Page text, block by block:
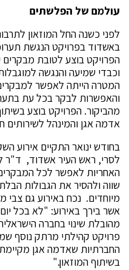
עולמם של הפלשתים
לפני כשנה החל המוזאון
באשדוד בפרויקט הנגשת
הפרויקט בוצע לטובת מבקרים
וכבדי שמיעה והנגשה
המטרה הייתה לאפשר
והאפשרות לבקר בכל עת
מהביקור. הפרויקט בוצע
אדמה אגן והמינהל לשירותים
בחודש ינואר התקיים אירוע
לסרי, ראש העיר אשדוד, ד"ר
האחריות לאפשר לכל
שווה ולהסיר את הגבולות
מיוחדים. נכח באירוע גם
אשר בירך באירוע: "לא בכל
מהובלת שינוי בחברה
פרויקט קהילתי מרתק נוסף
החברתיות שאדמה אגן
בשיתוף המוזאון."